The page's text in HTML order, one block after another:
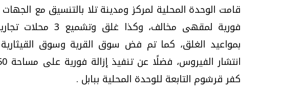
قامت الوحدة المحلية لمركز ومدينة تلا بالتنسيق مع
فورية لمقهى
بمواعيد الغلق، كما تم فض سوق القرية وسوق
كفر قرشوم التابعة للوحدة المحلية ببابل .
تحقيقات وحوارات